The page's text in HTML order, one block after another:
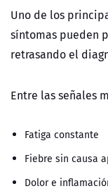
Uno de los
síntomas pueden
retrasando el
Entre las señales
Fatiga constante
Fiebre sin causa
Dolor e